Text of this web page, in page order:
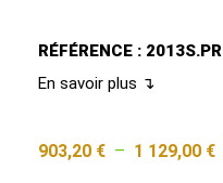
RÉFÉRENCE : 2013S.PR
En savoir plus ↴
903,20 € – 1 129,00 €